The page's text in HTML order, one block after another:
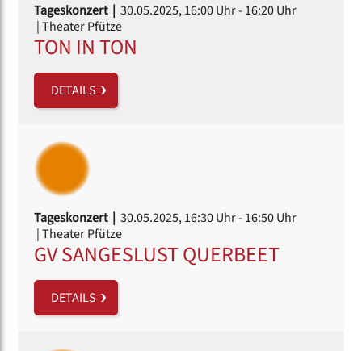
Tageskonzert | 30.05.2025, 16:00 Uhr- 16:20 Uhr
| Theater Pfütze
TON IN TON
DETAILS
Tageskonzert | 30.05.2025, 16:30 Uhr- 16:50 Uhr
| Theater Pfütze
GV SANGESLUST QUERBEET
DETAILS